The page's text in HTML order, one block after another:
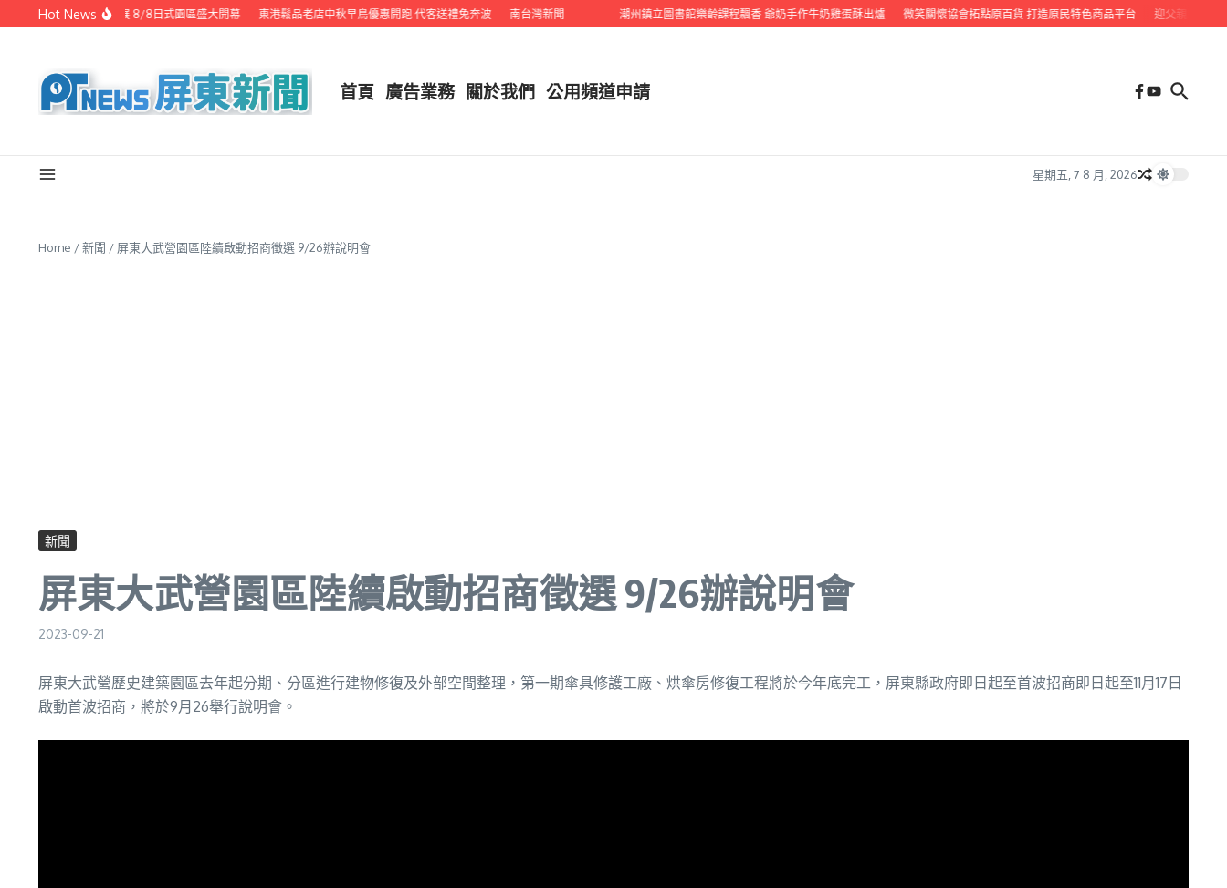
Skip to content
Hot News
潮州之美職人攝影展 8/8日式園區盛大開幕 東港鬆品老店中秋早鳥優惠開跑 代客送禮免奔波 南台灣新聞 潮州鎮立圖書館樂齡課程飄香 爺奶手作牛奶雞蛋酥出爐 微笑關懷協會拓點原百貨 打造原民特色商品平台 迎父親節 九如鄉
首頁 廣告業務 關於我們 公用頻道申請
星期五, 7 8 月, 2026
Home /新聞 / 屏東大武營園區陸續啟動招商徵選 9/26辦說明會
新聞
屏東大武營園區陸續啟動招商徵選 9/26辦說明會
2023-09-21
屏東大武營歷史建築園區去年起分期、分區進行建物修復及外部空間整理，第一期傘具修護工廠、烘傘房修復工程將於今年底完工，屏東縣政府即日起至首波招商即日起至11月17日
啟動首波招商，將於9月26舉行說明會。